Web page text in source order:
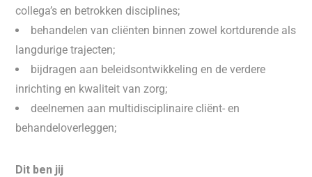
collega’s en betrokken disciplines;
behandelen van cliënten binnen zowel kortdurende als
langdurige trajecten;
bijdragen aan beleidsontwikkeling en de verdere
inrichting en kwaliteit van zorg;
deelnemen aan multidisciplinaire cliënt- en
behandeloverleggen;
Dit ben jij